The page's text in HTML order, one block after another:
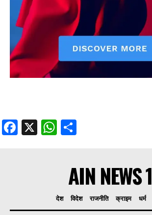
Facebook
X WhatsApp
AIN NEWS 1
देश विदेश राजनीति क्राइम धर्म